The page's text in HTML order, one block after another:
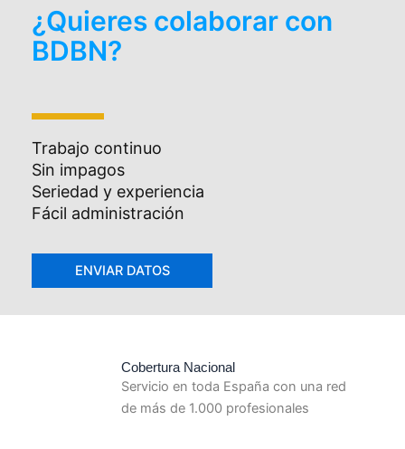
¿Quieres colaborar con
BDBN?
Trabajo continuo
Sin impagos
Seriedad y experiencia
Fácil administración
Cobertura Nacional
Servicio en toda España con una red
de más de 1.000 profesionales